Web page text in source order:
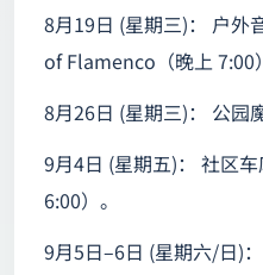
8月19日 (星期三)： 户
of Flamenco（晚上 7:00
8月26日 (星期三)： 公园
9月4日 (星期五)： 社区
6:00）。
9月5日–6日 (星期六/日)